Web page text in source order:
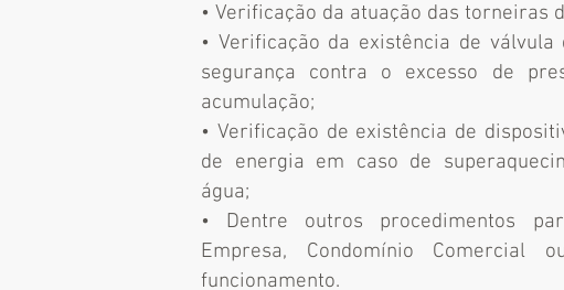
• Verificação da atuação das torneiras
• Verificação da existência de
segurança contra o excesso de
acumulação;
• Verificação de existência de
de energia em caso de
água;
• Dentre outros procedimentos
Empresa, Condomínio Comercial
funcionamento.